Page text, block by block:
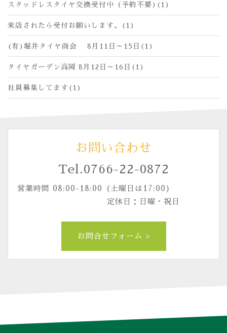
スタッドレスタイヤ交換受付中（予約不要)(1)
来店されたら受付お願いします。(1)
(有)堀井タイヤ商会 8月11日～15日(1)
タイヤガーデン高岡 8月12日～16日(1)
社員募集してます(1)
お問い合わせ
Tel.0766-22-0872
営業時間 08:00-18:00（土曜日は17:00)
定休日：日曜・祝日
お問合せフォーム >